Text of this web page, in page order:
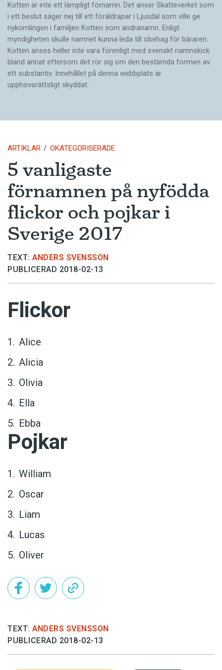
Kotten är inte ett lämpligt förnamn. Det anser Skatte­verket som
i ett beslut säger nej till ett föräldra­par i Ljusdal som ville ge
nykomlingen i familjen Kotten som andranamn. Enligt
myndigheten skulle namnet kunna leda till obehag för bäraren.
Kotten anses heller inte vara förenligt med svenskt namnskick
bland annat eftersom det rör sig om den bestämda formen av
ett substantiv. Innehållet på denna webbplats är
upphovsrättsligt skyddat.
ARTIKLAR OKATEGORISERADE
5 vanligaste
förnamnen på nyfödda
flickor och pojkar i
Sverige 2017
TEXT: ANDERS SVENSSON
PUBLICERAD 2018-02-13
Flickor
Alice
Alicia
Olivia
Ella
Ebba
Pojkar
William
Oscar
Liam
Lucas
Oliver
TEXT: ANDERS SVENSSON
PUBLICERAD 2018-02-13